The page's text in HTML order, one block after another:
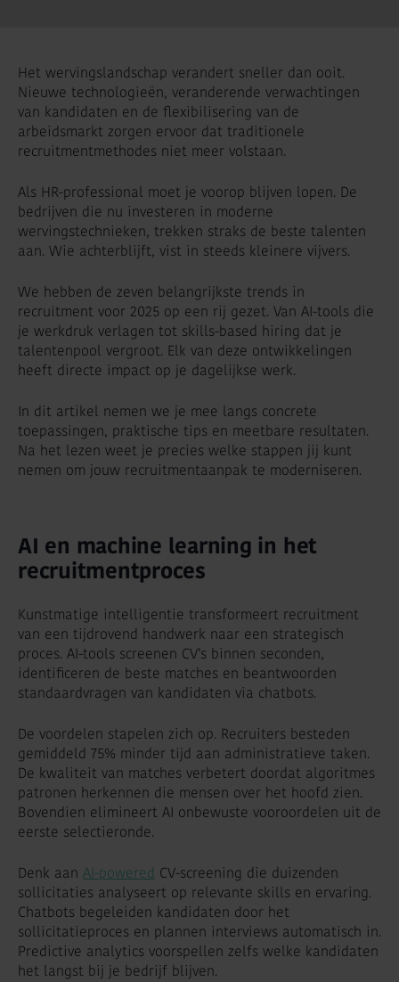
Het wervingslandschap verandert sneller dan ooit.
Nieuwe technologieën, veranderende verwachtingen
van kandidaten en de flexibilisering van de
arbeidsmarkt zorgen ervoor dat traditionele
recruitmentmethodes niet meer volstaan.
Als HR-professional moet je voorop blijven lopen. De
bedrijven die nu investeren in moderne
wervingstechnieken, trekken straks de beste talenten
aan. Wie achterblijft, vist in steeds kleinere vijvers.
We hebben de zeven belangrijkste trends in
recruitment voor 2025 op een rij gezet. Van AI-tools die
je werkdruk verlagen tot skills-based hiring dat je
talentenpool vergroot. Elk van deze ontwikkelingen
heeft directe impact op je dagelijkse werk.
In dit artikel nemen we je mee langs concrete
toepassingen, praktische tips en meetbare resultaten.
Na het lezen weet je precies welke stappen jij kunt
nemen om jouw recruitmentaanpak te moderniseren.
AI en machine learning in het
recruitmentproces
Kunstmatige intelligentie transformeert recruitment
van een tijdrovend handwerk naar een strategisch
proces. AI-tools screenen CV’s binnen seconden,
identificeren de beste matches en beantwoorden
standaardvragen van kandidaten via chatbots.
De voordelen stapelen zich op. Recruiters besteden
gemiddeld 75% minder tijd aan administratieve taken.
De kwaliteit van matches verbetert doordat algoritmes
patronen herkennen die mensen over het hoofd zien.
Bovendien elimineert AI onbewuste vooroordelen uit de
eerste selectieronde.
Denk aan AI-powered CV-screening die duizenden
sollicitaties analyseert op relevante skills en ervaring.
Chatbots begeleiden kandidaten door het
sollicitatieproces en plannen interviews automatisch in.
Predictive analytics voorspellen zelfs welke kandidaten
het langst bij je bedrijf blijven.